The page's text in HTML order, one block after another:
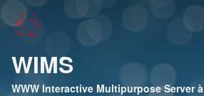
WIMS
WWW Interactive Multipurpose Server à